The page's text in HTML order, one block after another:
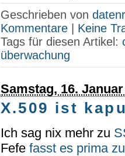
Geschrieben von
Kommentare| Keine
Tags für diesen Artikel:
überwachung
Samstag, 16. Januar
X.509 ist
Ich sag nix mehr zu
Fefe fasst es prima